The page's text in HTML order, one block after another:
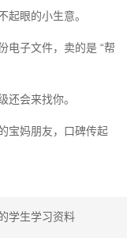
起眼的小生意。
电子文件，卖的是 “帮
还会来找你。
宝妈朋友，口碑传起
学生学习资料